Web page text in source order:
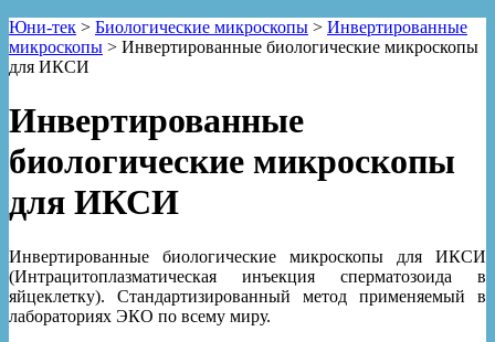
Юни-тек > Биологические микроскопы > Инвертированные
микроскопы > Инвертированные биологические микроскопы
для ИКСИ
Инвертированные
биологические микроскопы
для ИКСИ
Инвертированные биологические микроскопы для ИКСИ
(Интрацитоплазматическая инъекция сперматозоида в
яйцеклетку). Стандартизированный метод применяемый в
лабораториях ЭКО по всему миру.